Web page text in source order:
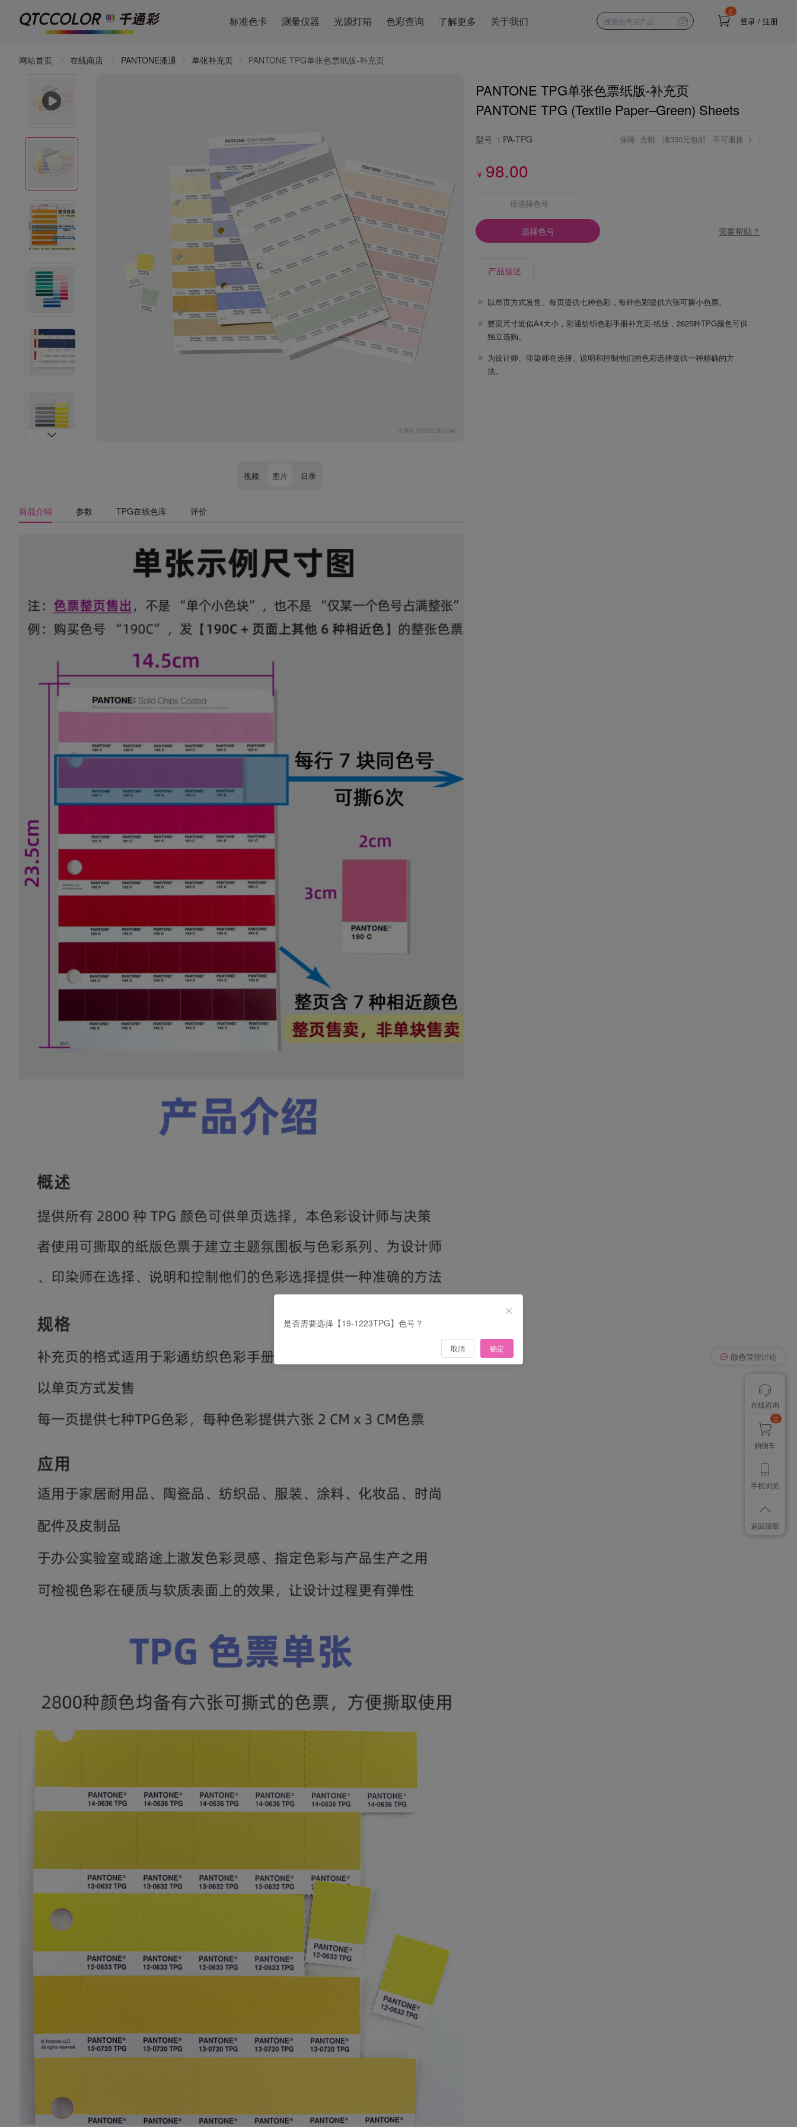
标准色卡 测量仪器 光源灯箱 色彩查询 了解更多 关于我们
0
登录 / 注册
网站首页 在线商店 PANTONE潘通 单张补充页 PANTONE TPG单张色票纸版-补充页
视频 图片 目录
商品介绍 参数 TPG在线色库 评价
PANTONE TPG单张色票纸版-补充页
PANTONE TPG (Textile Paper–Green) Sheets
型号 ： PA-TPG 保障· 含税 · 满350元包邮 · 不可退换
￥ 98.00
请选择色号
选择色号 需要帮助？
产品描述
以单页方式发售、每页提供七种色彩，每种色彩提供六张可撕小色票。
整页尺寸近似A4大小，彩通纺织色彩手册补充页-纸版，2625种TPG颜色可供
独立选购。
为设计师、印染师在选择、说明和控制他们的色彩选择提供一种精确的方
法。
我有个想法
想找个色卡
颜色管控讨论
在线咨询
0
购物车
手机浏览
返回顶部
是否需要选择【19-1223TPG】色号？
取消 确定